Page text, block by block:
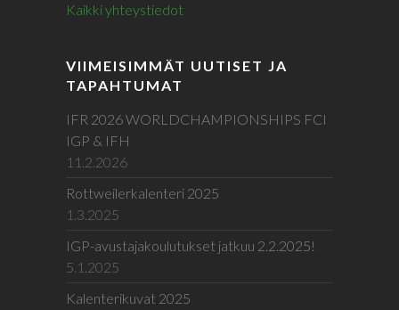
Kaikki yhteystiedot
VIIMEISIMMÄT UUTISET JA
TAPAHTUMAT
IFR 2026 WORLDCHAMPIONSHIPS FCI
IGP & IFH
11.2.2026
Rottweilerkalenteri 2025
1.3.2025
IGP-avustajakoulutukset jatkuu 2.2.2025!
5.1.2025
Kalenterikuvat 2025